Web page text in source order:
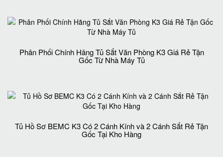
Phân Phối Chính Hãng Tủ Sắt Văn Phòng K3 Giá Rẻ Tận
Gốc Từ Nhà Máy Tủ
Tủ Hồ Sơ BEMC K3 Có 2 Cánh Kính và 2 Cánh Sắt Rẻ Tận
Gốc Tại Kho Hàng